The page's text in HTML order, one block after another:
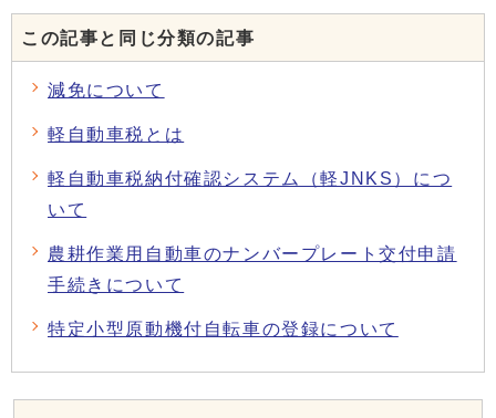
この記事と同じ分類の記事
減免について
軽自動車税とは
軽自動車税納付確認システム（軽JNKS）につ
いて
農耕作業用自動車のナンバープレート交付申請
手続きについて
特定小型原動機付自転車の登録について